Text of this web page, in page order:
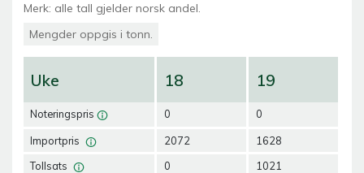
Merk: alle tall gjelder norsk andel.
Mengder oppgis i tonn.
Uke
Noteringspris
Importpris
Tollsats
18
0
2072
0
19
0
1628
1021